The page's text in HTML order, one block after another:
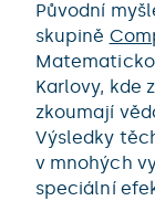
Původní
skupině
Karlovy, kde
zkoumají
Výsledky
v mnohých
speciální